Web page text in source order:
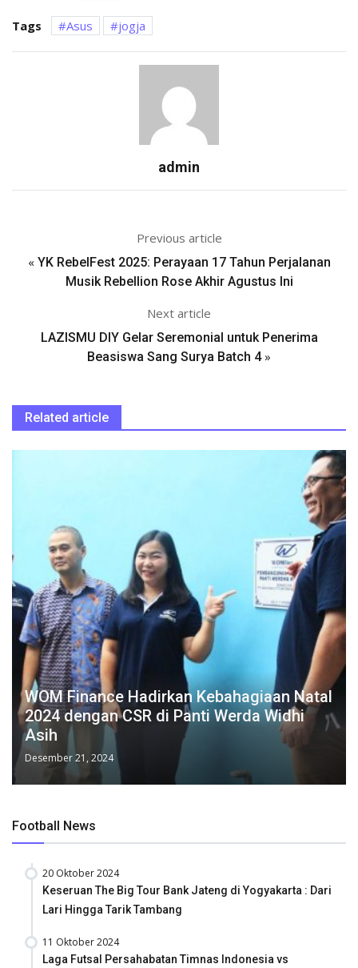
Tags Asus jogja
admin
Previous article
« YK RebelFest 2025: Perayaan 17 Tahun Perjalanan
Musik Rebellion Rose Akhir Agustus Ini
Next article
LAZISMU DIY Gelar Seremonial untuk Penerima
Beasiswa Sang Surya Batch 4»
Related article
WOM Finance Hadirkan Kebahagiaan Natal
2024 dengan CSR di Panti Werda Widhi
Asih
Desember 21, 2024
Football News
20 Oktober 2024
Keseruan The Big Tour Bank Jateng di Yogyakarta : Dari
Lari Hingga Tarik Tambang
11 Oktober 2024
Laga Futsal Persahabatan Timnas Indonesia vs